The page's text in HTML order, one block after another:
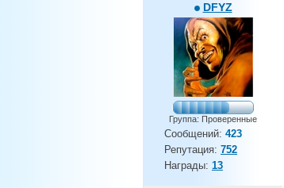
DFYZ
Группа: Проверенные
Сообщений: 423
Репутация: 752
Награды: 13